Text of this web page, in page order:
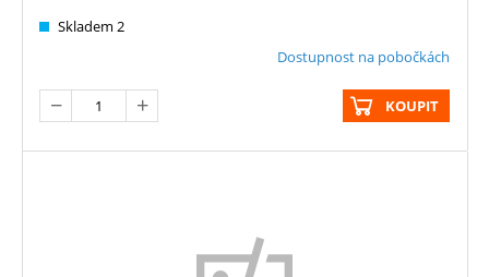
Skladem 2
Dostupnost na pobočkách
KOUPIT